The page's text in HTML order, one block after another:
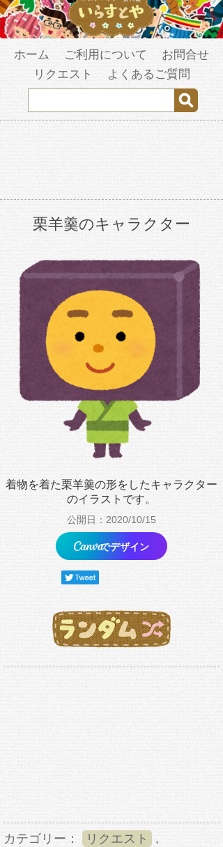
ホーム ご利用について
お問合せ
リクエスト
よくあるご質問
栗羊羹のキャラクター
着物を着た栗羊羹の形をしたキャラクター
のイラストです。
公開日：2020/10/15
でデザイン
カテゴリー： リクエスト ,